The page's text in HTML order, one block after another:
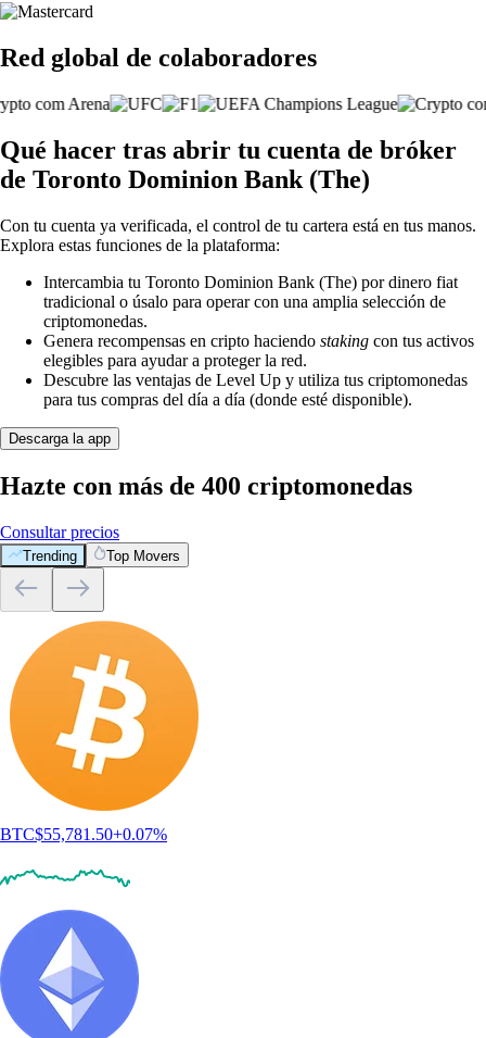
Red global de colaboradores
Qué hacer tras abrir tu cuenta de bróker
de Toronto Dominion Bank (The)
Con tu cuenta ya verificada, el control de tu cartera está en tus manos.
Explora estas funciones de la plataforma:
Intercambia tu Toronto Dominion Bank (The) por dinero fiat
tradicional o úsalo para operar con una amplia selección de
criptomonedas.
Genera recompensas en cripto haciendo staking con tus activos
elegibles para ayudar a proteger la red.
Descubre las ventajas de Level Up y utiliza tus criptomonedas
para tus compras del día a día (donde esté disponible).
Descarga la app
Hazte con más de 400 criptomonedas
Consultar precios
Trending Top Movers
BTC$55,781.50+0.07%